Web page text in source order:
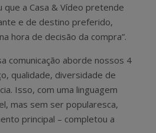
que a Casa & Vídeo pretende
e de destino preferido,
hora de decisão da compra”.
comunicação aborde nossos 4
qualidade, diversidade de
Isso, com uma linguagem
mas sem ser popularesca,
principal – completou a